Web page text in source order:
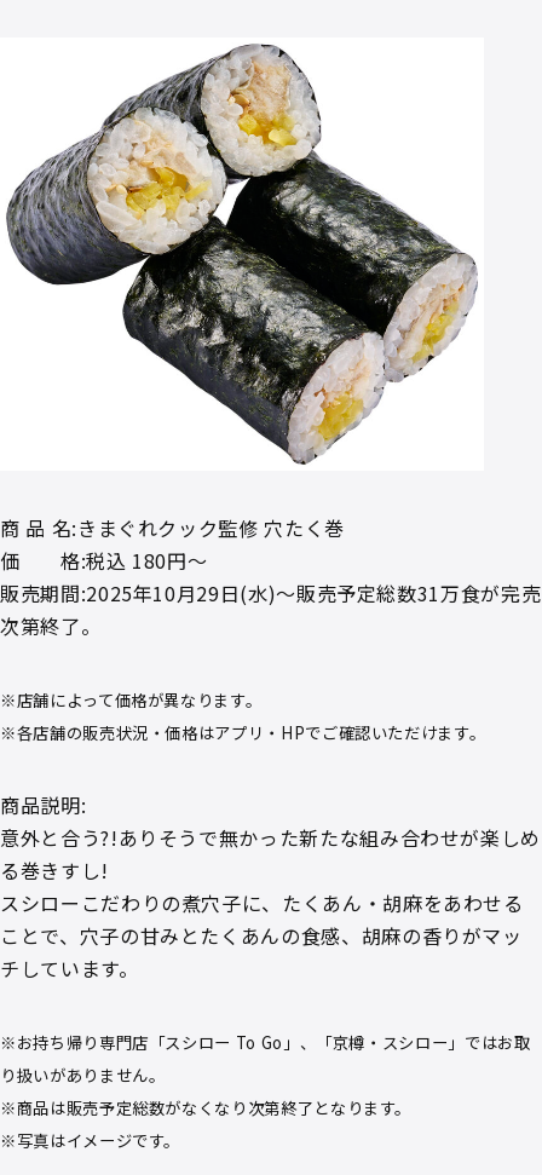
商 品 名:きまぐれクック監修 穴たく巻
価 格:税込 180円～
販売期間:2025年10月29日(水)～販売予定総数31万食が完売
次第終了。
※店舗によって価格が異なります。
※各店舗の販売状況・価格はアプリ・HPでご確認いただけます。
商品説明:
意外と合う?!ありそうで無かった新たな組み合わせが楽しめ
る巻きすし!
スシローこだわりの煮穴子に、たくあん・胡麻をあわせる
ことで、穴子の甘みとたくあんの食感、胡麻の香りがマッ
チしています。
※お持ち帰り専門店「スシロー To Go」、「京樽・スシロー」ではお取
り扱いがありません。
※商品は販売予定総数がなくなり次第終了となります。
※写真はイメージです。